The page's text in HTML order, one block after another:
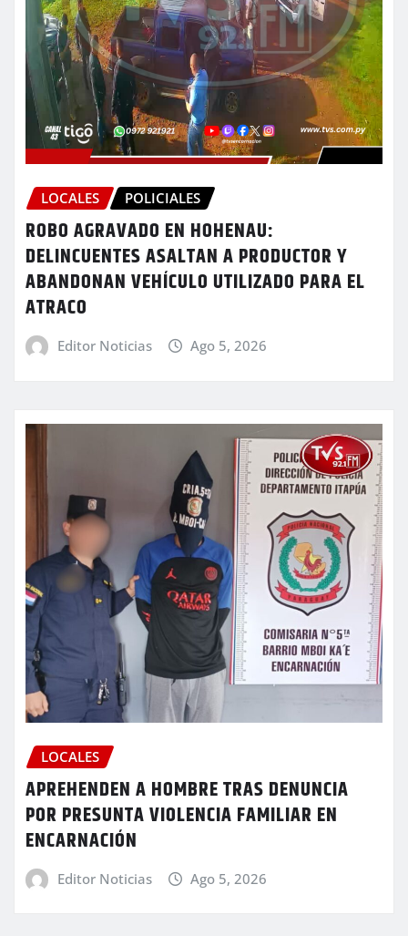
LOCALES POLICIALES
ROBO AGRAVADO EN HOHENAU:
DELINCUENTES ASALTAN A PRODUCTOR Y
ABANDONAN VEHÍCULO UTILIZADO PARA EL
ATRACO
Editor Noticias Ago 5, 2026
LOCALES
APREHENDEN A HOMBRE TRAS DENUNCIA
POR PRESUNTA VIOLENCIA FAMILIAR EN
ENCARNACIÓN
Editor Noticias Ago 5, 2026